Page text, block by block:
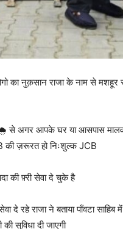
का नुक़सान राजा के नाम से
🌧️ से अगर आपके घर या आसपास
ज़रूरत हो निःशुल्क JCB
की फ़्री सेवा दे चुके है
दे रहे राजा ने बताया पाँवटा
सुविधा दी जाएगी